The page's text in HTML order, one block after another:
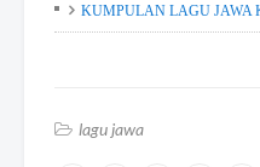
KUMPULAN LAGU JAWA
lagu jawa